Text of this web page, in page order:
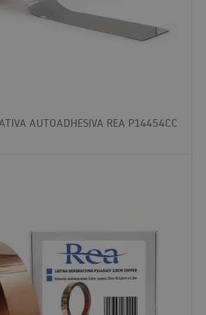
AUTOADHESIVA REA P14454CC